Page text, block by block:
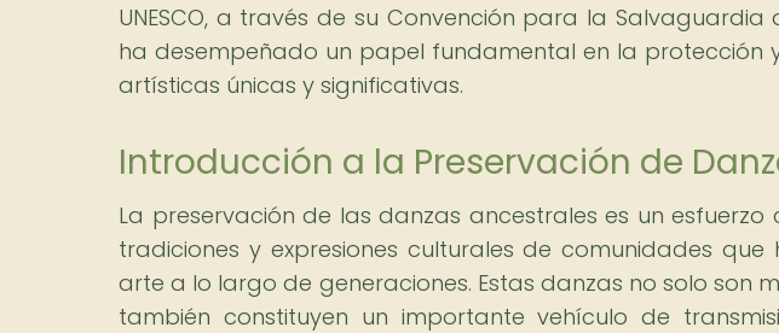
UNESCO, a través de su Convención para la
ha desempeñado un papel fundamental en la protección
artísticas únicas y significativas.
Introducción a la Preservación de
La preservación de las danzas ancestrales es un
tradiciones y expresiones culturales de comunidades
arte a lo largo de generaciones. Estas danzas no solo son
también constituyen un importante vehículo de